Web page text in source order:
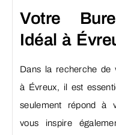
Votre
Idéal à
Dans la recherche de
à Évreux, il est
seulement répond à
vous inspire